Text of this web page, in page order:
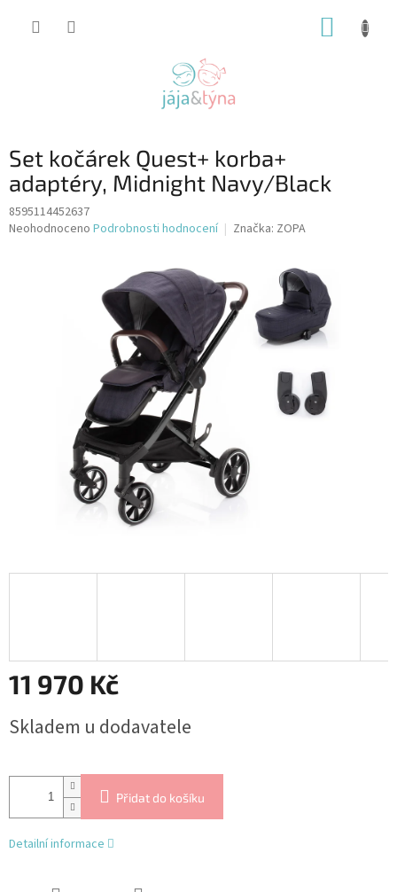
Set kočárek Quest+ korba+
adaptéry, Midnight Navy/Black
8595114452637
Průměrné
Neohodnoceno Podrobnosti hodnocení Značka: ZOPA
11 970 Kč
cena:
Skladem u dodavatele
Přidat do košíku
Detailní informace